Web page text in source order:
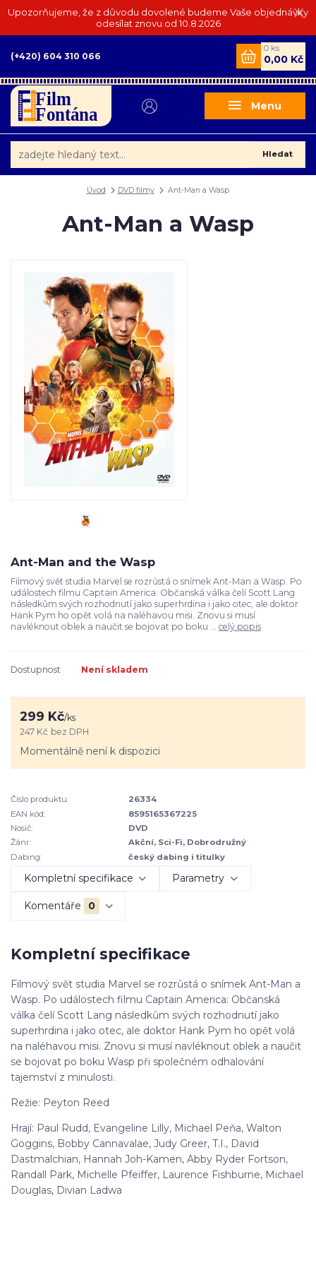
Upozorňujeme, že z důvodu dovolené budeme Vaše objednávky
odesílat znovu od 10.8.2026
Menu
Hledat
(+420) 604 310 066
0 ks
0,00 Kč
Úvod DVD filmy Ant-Man a Wasp
Ant-Man a Wasp
Ant-Man and the Wasp
Filmový svět studia Marvel se rozrůstá o snímek Ant-Man a Wasp. Po
událostech filmu Captain America: Občanská válka čelí Scott Lang
následkům svých rozhodnutí jako superhrdina i jako otec, ale doktor
Hank Pym ho opět volá na naléhavou misi. Znovu si musí
navléknout oblek a naučit se bojovat po boku ... celý popis
Dostupnost Není skladem
299 Kč/ks
247 Kč bez DPH
Momentálně není k dispozici
Číslo produktu:
26334
EAN kód:
8595165367225
Nosič:
DVD
Žánr:
Akční, Sci-Fi, Dobrodružný
Dabing:
český dabing i titulky
Kompletní specifikace Parametry
Komentáře 0
Kompletní specifikace
Filmový svět studia Marvel se rozrůstá o snímek Ant-Man a
Wasp. Po událostech filmu Captain America: Občanská
válka čelí Scott Lang následkům svých rozhodnutí jako
superhrdina i jako otec, ale doktor Hank Pym ho opět volá
na naléhavou misi. Znovu si musí navléknout oblek a naučit
se bojovat po boku Wasp při společném odhalování
tajemství z minulosti.
Režie: Peyton Reed
Hrají: Paul Rudd, Evangeline Lilly, Michael Peňa, Walton
Goggins, Bobby Cannavalae, Judy Greer, T.I., David
Dastmalchian, Hannah Joh-Kamen, Abby Ryder Fortson,
Randall Park, Michelle Pfeiffer, Laurence Fishburne, Michael
Douglas, Divian Ladwa